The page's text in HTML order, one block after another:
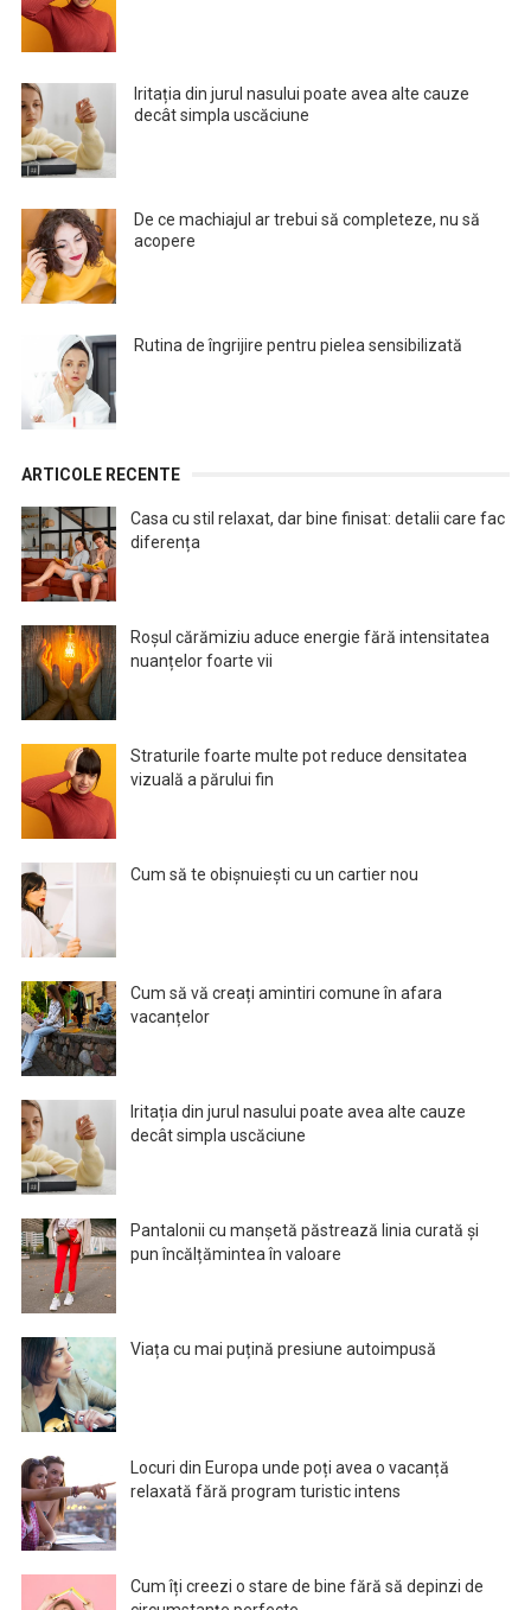
Iritația din jurul nasului poate avea alte cauze
decât simpla uscăciune
De ce machiajul ar trebui să completeze, nu să
acopere
Rutina de îngrijire pentru pielea sensibilizată
ARTICOLE RECENTE
Casa cu stil relaxat, dar bine finisat: detalii care fac
diferența
Roșul cărămiziu aduce energie fără intensitatea
nuanțelor foarte vii
Straturile foarte multe pot reduce densitatea
vizuală a părului fin
Cum să te obișnuiești cu un cartier nou
Cum să vă creați amintiri comune în afara
vacanțelor
Iritația din jurul nasului poate avea alte cauze
decât simpla uscăciune
Pantalonii cu manșetă păstrează linia curată și
pun încălțămintea în valoare
Viața cu mai puțină presiune autoimpusă
Locuri din Europa unde poți avea o vacanță
relaxată fără program turistic intens
Cum îți creezi o stare de bine fără să depinzi de